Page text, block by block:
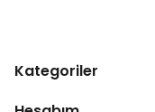
Kategoriler